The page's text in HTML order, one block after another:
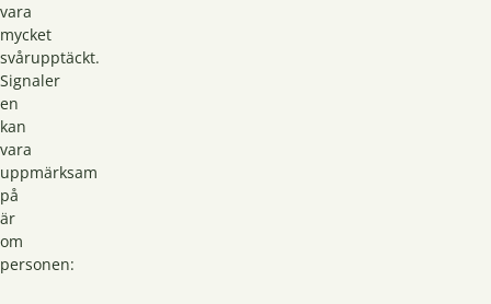
vara
mycket
svårupptäckt.
Signaler
en
kan
vara
uppmärksam
på
är
om
personen: